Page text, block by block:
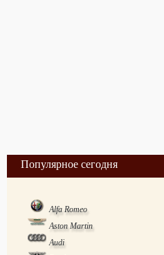
Популярное сегодня
Alfa Romeo
Aston Martin
Audi